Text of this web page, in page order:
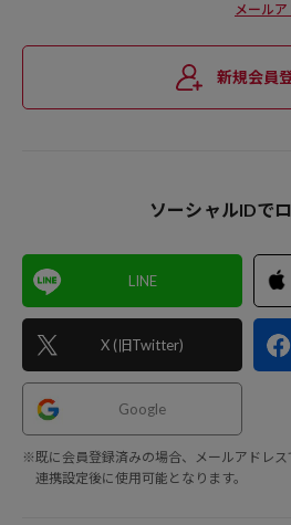
メール
新規会員
ソーシャルIDで
LINE
X (旧Twitter)
Google
※既に会員登録済みの場合、メールアドレ
連携設定後に使用可能となります。